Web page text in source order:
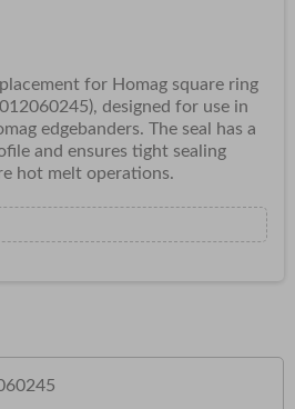
for Homag square ring
designed for use in
edgebanders. The seal has a
and ensures tight sealing
hot melt operations.